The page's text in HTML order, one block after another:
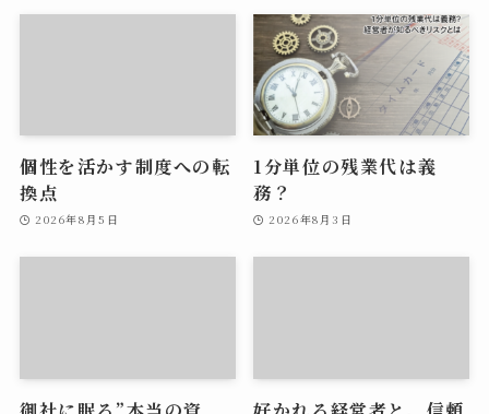
個性を活かす制度への転
換点
2026年8月5日
1分単位の残業代は義
務？
2026年8月3日